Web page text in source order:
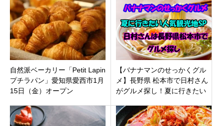
ン
自然派ベーカリー「Petit Lapin
プチラパン」愛知県愛西市1月
15日（金）オープン
【バナナマンのせっかくグル
メ】長野県 松本市で日村さん
がグルメ探し！夏に行きたい
店まとめ。